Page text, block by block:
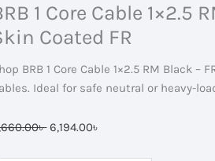
1 Core Cable 1×2.5
Coated FR
BRB 1 Core Cable 1×2.5 RM Black –
Ideal for safe neutral or heavy-
৳Original
6,194.00৳